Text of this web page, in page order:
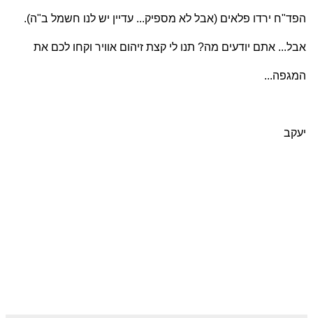
הפד"ח ירדו פלאים (אבל לא מספיק... עדיין יש לנו חשמל ב"ה).
אבל... אתם יודעים מה? תנו לי קצת זיהום אוויר וקחו לכם את
המגפה...
יעקב